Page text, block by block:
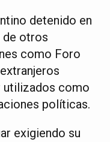
detenido en
de otros
como Foro
utilizados como
políticas.
exigiendo su